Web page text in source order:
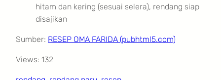
hitam dan kering (sesuai selera), rendang siap
disajikan
Sumber: RESEP OMA FARIDA (pubhtml5.com)
Views: 132